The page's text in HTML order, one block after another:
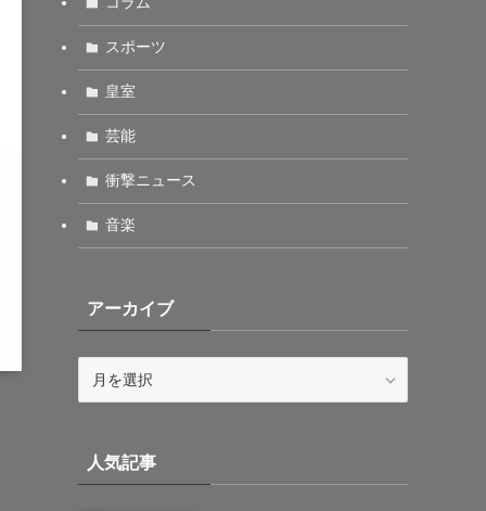
スポーツ
皇室
芸能
衝撃ニュース
音楽
アーカイブ
ブ人気記事